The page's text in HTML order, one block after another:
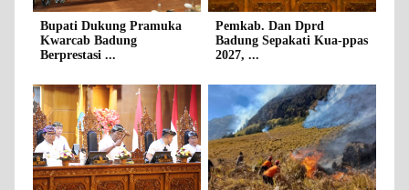
Bupati Dukung Pramuka
Kwarcab Badung
Berprestasi ...
Pemkab. Dan Dprd
Badung Sepakati Kua-ppas
2027, ...